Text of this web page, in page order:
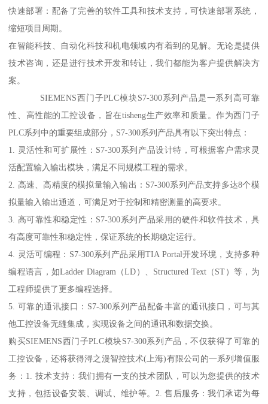
快速部署：配备了完善的软件工具和技术支持，可快速部署系统，
缩短项目周期。
在智能科技、自动化科技和机电领域内有着到的见解。无论是提供
技术咨询，还是进行技术开发和转让，我们都能为客户提供解决方
案。
SIEMENS西门子PLC模块S7-300系列产品是一系列高可靠
性、高性能的工控设备，旨在tisheng生产效率和质量。作为西门子
PLC系列中的重要组成部分，S7-300系列产品具有以下突出特点：
1. 灵活性和可扩展性：S7-300系列产品设计特，可根据客户需求灵
活配置输入输出模块，满足不同规模工程的需求。
2. 高速、高精度的模拟量输入输出：S7-300系列产品支持多达8个模
拟量输入输出通道，可满足对于控制和精密测量的高要求。
3. 高可靠性和稳定性：S7-300系列产品采用的硬件和软件技术，具
有高度可靠性和稳定性，保证系统的长期稳定运行。
4. 灵活可编程：S7-300系列产品采用TIA Portal开发环境，支持多种
编程语言，如Ladder Diagram（LD）、Structured Text（ST）等，为
工程师提供了更多编程选择。
5. 可靠的通讯接口：S7-300系列产品配备丰富的通讯接口，可与其
他工控设备无缝集成，实现设备之间的通讯和数据交换。
购买SIEMENS西门子PLC模块S7-300系列产品，不仅获得了可靠的
工控设备，还将获得浔之漫智控技术(上海)有限公司的一系列增值服
务：1. 技术支持：我们拥有一支的技术团队，可以为您提供的技术
支持，包括设备安装、调试、维护等。2. 售后服务：我们承诺为每